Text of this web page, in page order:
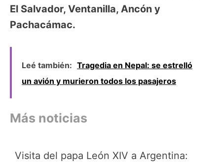
El Salvador, Ventanilla, Ancón y
Pachacámac.
Leé también: Tragedia en Nepal: se estrelló
un avión y murieron todos los pasajeros
Más noticias
Visita del papa León XIV a Argentina: